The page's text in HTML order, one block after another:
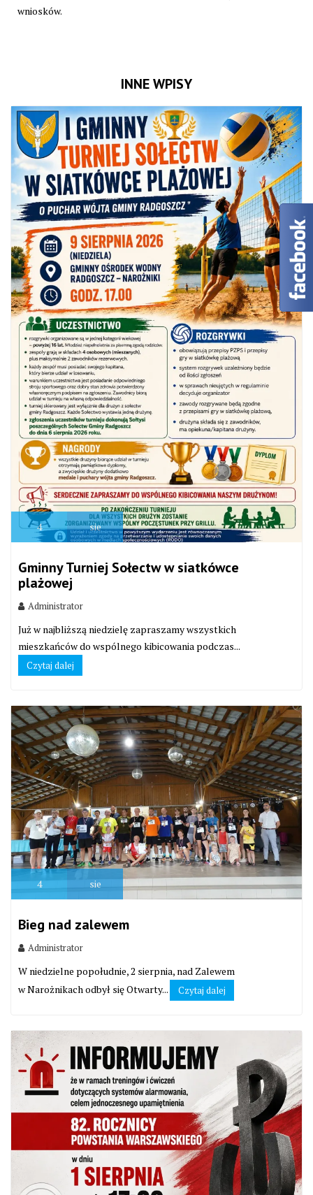
wniosków.
INNE WPISY
4 sie
Gminny Turniej Sołectw w siatkówce
plażowej
Administrator
Już w najbliższą niedzielę zapraszamy wszystkich
mieszkańców do wspólnego kibicowania podczas...
Czytaj dalej
4 sie
Bieg nad zalewem
Administrator
W niedzielne popołudnie, 2 sierpnia, nad Zalewem
w Narożnikach odbył się Otwarty...
Czytaj dalej